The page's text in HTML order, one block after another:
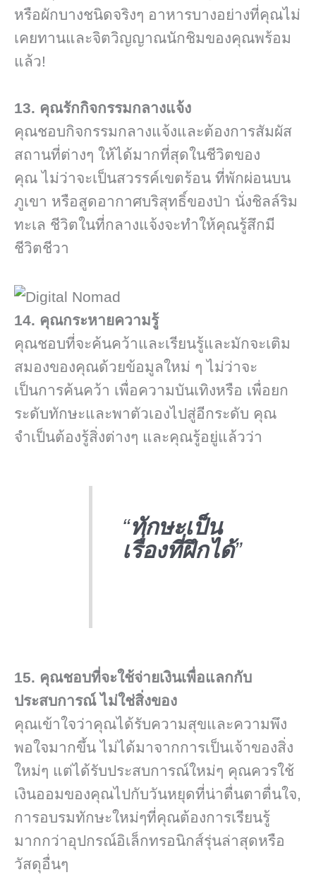
หรือผักบางชนิดจริงๆ อาหารบางอย่างที่คุณไม่
เคยทานและจิตวิญญาณนักชิมของคุณพร้อม
แล้ว!
13. คุณรักกิจกรรมกลางแจ้ง
คุณชอบกิจกรรมกลางแจ้งและต้องการสัมผัส
สถานที่ต่างๆ ให้ได้มากที่สุดในชีวิตของ
คุณ ไม่ว่าจะเป็นสวรรค์เขตร้อน ที่พักผ่อนบน
ภูเขา หรือสูดอากาศบริสุทธิ์ของป่า นั่งชิลล์ริม
ทะเล ชีวิตในที่กลางแจ้งจะทำให้คุณรู้สึกมี
ชีวิตชีวา
14. คุณกระหายความรู้
คุณชอบที่จะค้นคว้าและเรียนรู้และมักจะเติม
สมองของคุณด้วยข้อมูลใหม่ ๆ ไม่ว่าจะ
เป็นการค้นคว้า เพื่อความบันเทิงหรือ เพื่อยก
ระดับทักษะและพาตัวเองไปสู่อีกระดับ คุณ
จำเป็นต้องรู้สิ่งต่างๆ และคุณรู้อยู่แล้วว่า
“ทักษะเป็น
เรื่องที่ฝึกได้”
15. คุณชอบที่จะใช้จ่ายเงินเพื่อแลกกับ
ประสบการณ์ ไม่ใช่สิ่งของ
คุณเข้าใจว่าคุณได้รับความสุขและความพึง
พอใจมากขึ้น ไม่ได้มาจากการเป็นเจ้าของสิ่ง
ใหม่ๆ แต่ได้รับประสบการณ์ใหม่ๆ คุณควรใช้
เงินออมของคุณไปกับวันหยุดที่น่าตื่นตาตื่นใจ,
การอบรมทักษะใหม่ๆที่คุณต้องการเรียนรู้
มากกว่าอุปกรณ์อิเล็กทรอนิกส์รุ่นล่าสุดหรือ
วัสดุอื่นๆ